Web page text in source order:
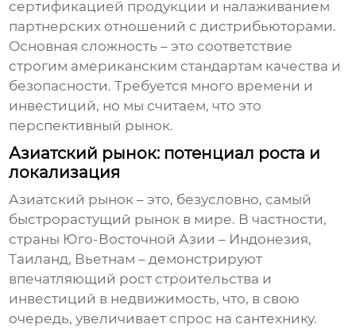
сертификацией продукции и налаживанием
партнерских отношений с дистрибьюторами.
Основная сложность – это соответствие
строгим американским стандартам качества и
безопасности. Требуется много времени и
инвестиций, но мы считаем, что это
перспективный рынок.
Азиатский рынок: потенциал роста и
локализация
Азиатский рынок – это, безусловно, самый
быстрорастущий рынок в мире. В частности,
страны Юго-Восточной Азии – Индонезия,
Таиланд, Вьетнам – демонстрируют
впечатляющий рост строительства и
инвестиций в недвижимость, что, в свою
очередь, увеличивает спрос на сантехнику.